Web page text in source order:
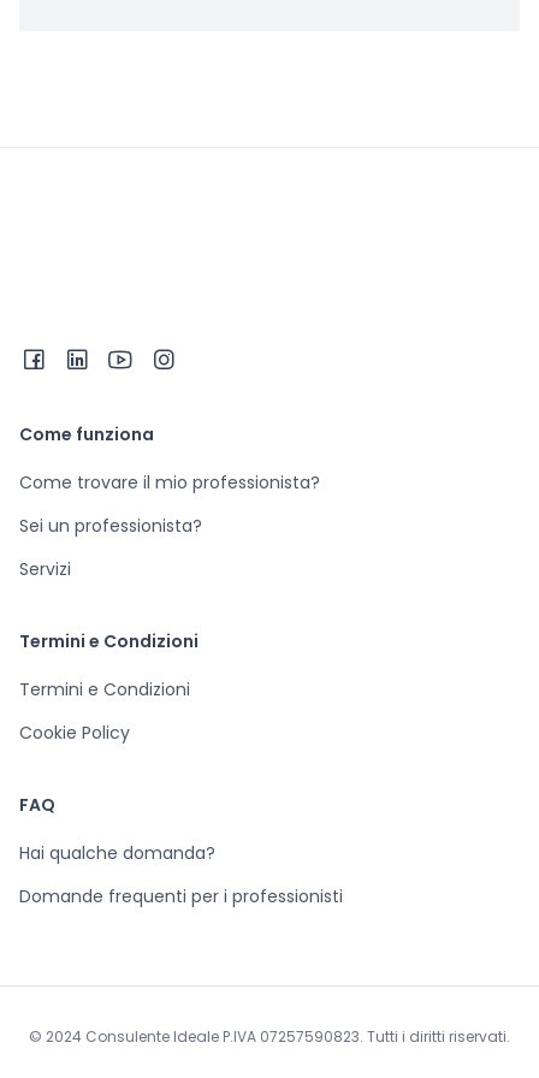
Come funziona
Come trovare il mio professionista?
Sei un professionista?
Servizi
Termini e Condizioni
Termini e Condizioni
Cookie Policy
FAQ
Hai qualche domanda?
Domande frequenti per i professionisti
© 2024 Consulente Ideale P.IVA 07257590823. Tutti i diritti riservati.